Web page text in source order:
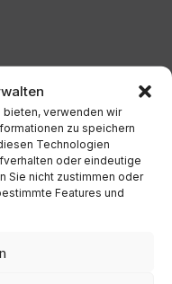
bieten, verwenden wir
zu speichern
Technologien
oder eindeutige
Sie nicht zustimmen oder
Features und